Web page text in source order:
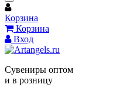
Корзина
Корзина
Вход
Сувениры оптом
и в розницу